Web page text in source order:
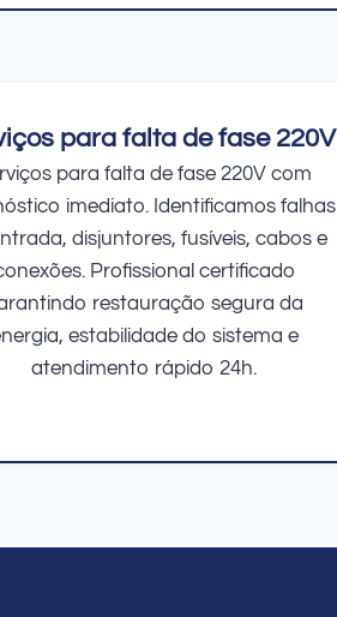
para falta de fase 220V
para falta de fase 220V com
imediato. Identificamos falhas
disjuntores, fusíveis, cabos e
Profissional certificado
restauração segura da
estabilidade do sistema e
atendimento rápido 24h.